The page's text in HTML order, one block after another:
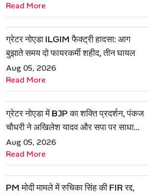
Read More
ग्रेटर नोएडा ILGIM फैक्ट्री हादसा: आग
बुझाते समय दो फायरकर्मी शहीद, तीन घायल
Aug 05, 2026
Read More
ग्रेटर नोएडा में BJP का शक्ति प्रदर्शन, पंकज
चौधरी ने अखिलेश यादव और सपा पर साधा
निशाना
Aug 05, 2026
Read More
PM मोदी मामले में रुचिका सिंह की FIR रद्द,